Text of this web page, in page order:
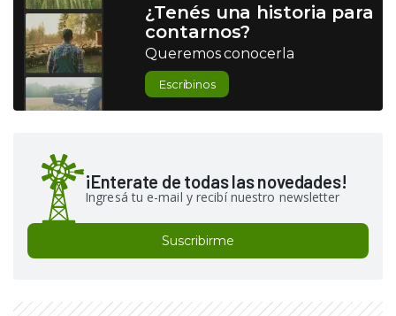
¿Tenés una historia para
contarnos?
Queremos conocerla
Escribinos
¡Enterate de todas las novedades!
Ingresá tu e-mail y recibí nuestro newsletter
Suscribirme